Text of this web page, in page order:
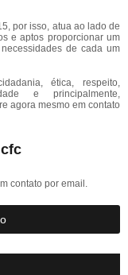
por isso, atua ao lado de
e aptos proporcionar um
de cada um
ética, respeito,
e principalmente,
agora mesmo em contato
contato por email.